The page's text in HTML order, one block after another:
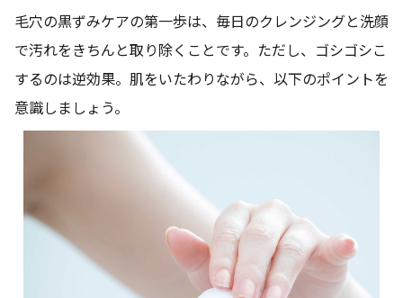
毛穴の黒ずみケアの第一歩は、毎日のクレンジングと洗顔
で汚れをきちんと取り除くことです。ただし、ゴシゴシこ
するのは逆効果。肌をいたわりながら、以下のポイントを
意識しましょう。